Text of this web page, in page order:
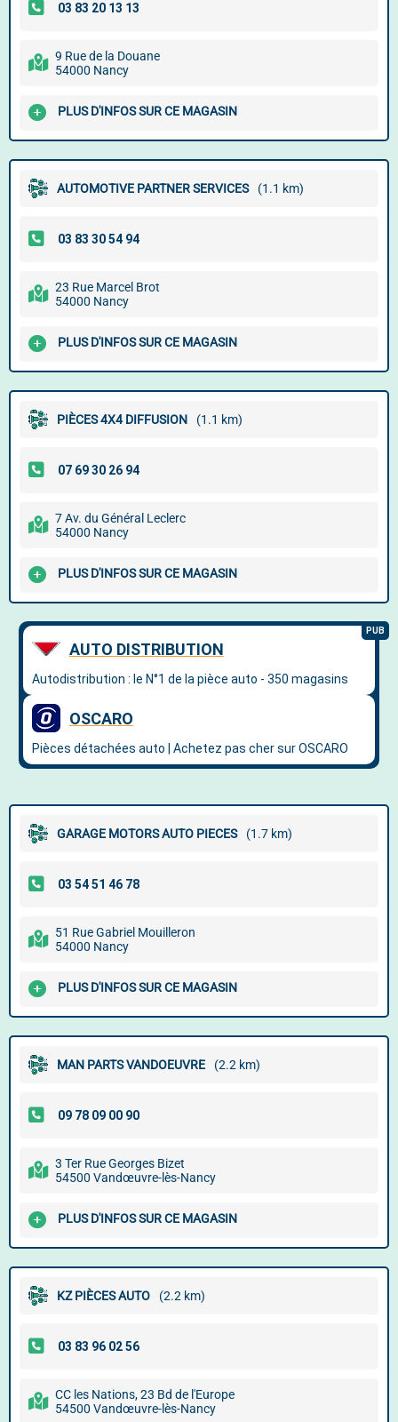
9 Rue de la Douane
54000 Nancy
PLUS D'INFOS SUR CE MAGASIN
AUTOMOTIVE PARTNER SERVICES (1.1 km)
23 Rue Marcel Brot
54000 Nancy
PLUS D'INFOS SUR CE MAGASIN
PIÈCES 4X4 DIFFUSION (1.1 km)
7 Av. du Général Leclerc
54000 Nancy
PLUS D'INFOS SUR CE MAGASIN
GARAGE MOTORS AUTO PIECES (1.7 km)
51 Rue Gabriel Mouilleron
54000 Nancy
PLUS D'INFOS SUR CE MAGASIN
MAN PARTS VANDOEUVRE (2.2 km)
3 Ter Rue Georges Bizet
54500 Vandœuvre-lès-Nancy
PLUS D'INFOS SUR CE MAGASIN
KZ PIÈCES AUTO (2.2 km)
CC les Nations, 23 Bd de l'Europe
54500 Vandœuvre-lès-Nancy